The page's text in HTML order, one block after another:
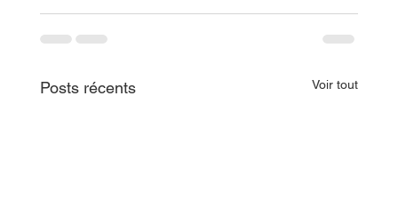
Posts récents Voir tout